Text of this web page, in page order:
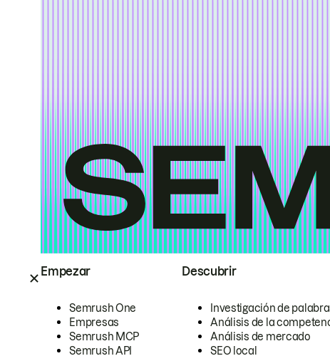
Empezar
Semrush One
Empresas
Semrush MCP
Semrush API
Descubrir
Investigación de
Análisis de la
Análisis de mercado
SEO local